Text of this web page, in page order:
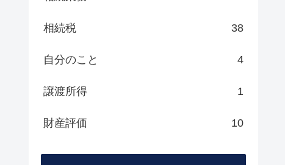
相続税 38
自分のこと 4
譲渡所得 1
財産評価 10